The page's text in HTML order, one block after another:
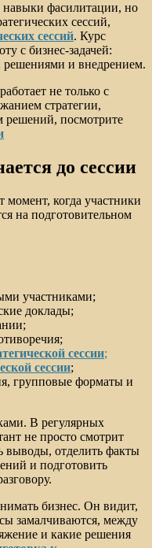
навыки фасилитации, но
сессий,
сессий. Курс
с бизнес-задачей:
решениями и внедрением.
не только с
стратегии,
решений, посмотрите
до сессии
момент, когда участники
на подготовительном
участниками;
доклады;
сессии;
сессии;
групповые форматы и
В регулярных
не просто смотрит
выводы, отделить факты
и подготовить
бизнес. Он видит,
замалчиваются, между
и какие решения